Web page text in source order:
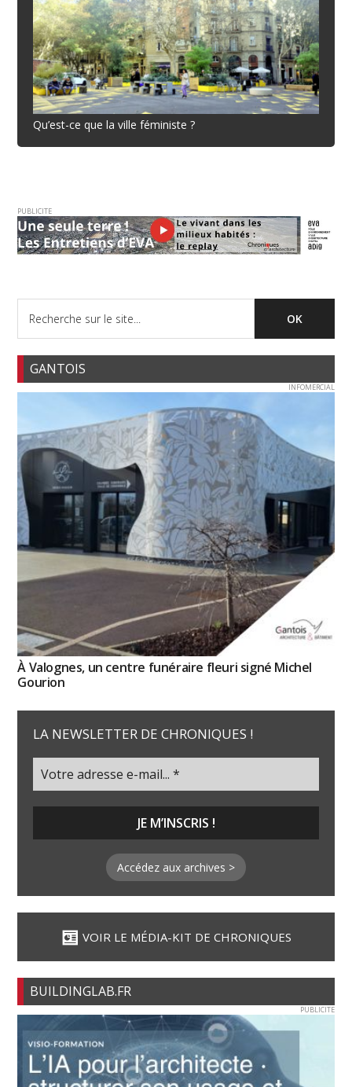
Qu’est-ce que la ville féministe ?
PUBLICITE
GANTOIS
INFOMERCIAL
À Valognes, un centre funéraire fleuri signé Michel
Gourion
LA NEWSLETTER DE CHRONIQUES !
Accédez aux archives >
VOIR LE MÉDIA-KIT DE CHRONIQUES
BUILDINGLAB.FR
PUBLICITE